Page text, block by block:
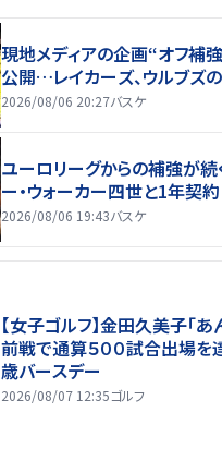
現地メディアの企画“オフ補
公開…レイカーズ、ウルブズ
2026/08/06 20:27バスケ
ユーロリーグからの補強が
ー・ウォーカー四世と1年契
2026/08/06 19:43バスケ
【女子ゴルフ】金田久美子「
前戦で通算５００試合出場を
歳バースデー
2026/08/07 12:35ゴルフ